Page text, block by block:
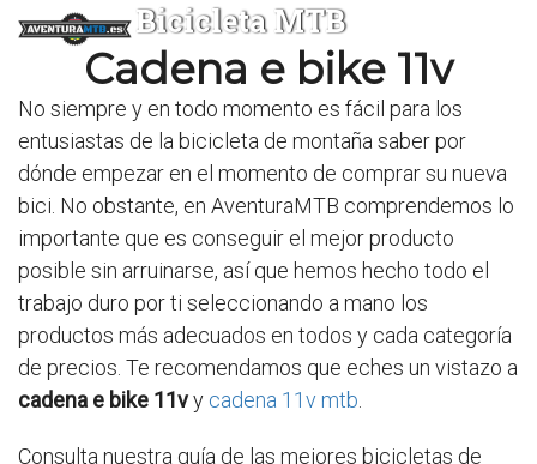
Bicicleta MTB
Cadena e bike 11v
No siempre y en todo momento es fácil para los
entusiastas de la bicicleta de montaña saber por
dónde empezar en el momento de comprar su nueva
bici. No obstante, en AventuraMTB comprendemos lo
importante que es conseguir el mejor producto
posible sin arruinarse, así que hemos hecho todo el
trabajo duro por ti seleccionando a mano los
productos más adecuados en todos y cada categoría
de precios. Te recomendamos que eches un vistazo a
cadena e bike 11vy cadena 11v mtb
Consulta nuestra guía de las mejores bicicletas de